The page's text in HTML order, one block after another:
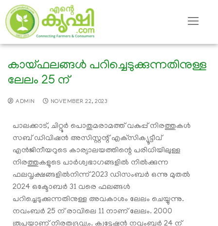
കായ്ഫലങ്ങള്‍ പറിച്ചെടുക്കുന്നതിനുള്ള
ലേലം 25 ന്
ADMIN NOVEMBER 22, 2023
പാലക്കാട്, ചിറ്റൂര്‍ പൊതുമരാമത്ത് വകുപ്പ് നിരത്തുകള്‍
സബ് ഡിവിഷന്‍ അസിസ്റ്റന്റ് എക്‌സിക്യൂട്ടീവ്
എന്‍ജിനീയറുടെ കാര്യാലയത്തിന്റെ പരിധിയിലുള്ള
നിരത്തുകളുടെ പാര്‍ശ്വഭാഗങ്ങളില്‍ നില്‍ക്കുന്ന
ഫലവൃക്ഷങ്ങളില്‍നിന്ന് 2023 ഡിസംബര്‍ ഒന്നു മുതല്‍
2024 ഒക്ടോബര്‍ 31 വരെ ഫലങ്ങള്‍
പറിച്ചെടുക്കുന്നതിനുള്ള അവകാശം ലേലം ചെയ്യുന്നു.
നവംബര്‍ 25 ന് രാവിലെ 11 നാണ് ലേലം. 2000
രൂപയാണ് നിരതദ്രവ്യം. ക്വട്ടേഷന്‍ നവംബര്‍ 24 ന്